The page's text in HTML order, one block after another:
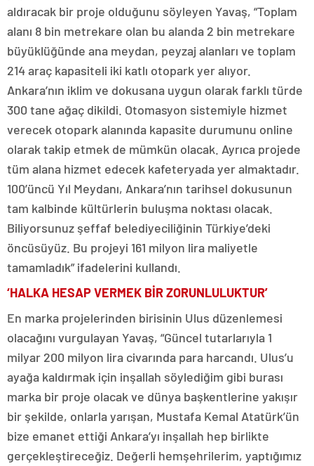
aldıracak bir proje olduğunu söyleyen Yavaş, “Toplam
alanı 8 bin metrekare olan bu alanda 2 bin metrekare
büyüklüğünde ana meydan, peyzaj alanları ve toplam
214 araç kapasiteli iki katlı otopark yer alıyor.
Ankara’nın iklim ve dokusana uygun olarak farklı türde
300 tane ağaç dikildi. Otomasyon sistemiyle hizmet
verecek otopark alanında kapasite durumunu online
olarak takip etmek de mümkün olacak. Ayrıca projede
tüm alana hizmet edecek kafeteryada yer almaktadır.
100’üncü Yıl Meydanı, Ankara’nın tarihsel dokusunun
tam kalbinde kültürlerin buluşma noktası olacak.
Biliyorsunuz şeffaf belediyeciliğinin Türkiye’deki
öncüsüyüz. Bu projeyi 161 milyon lira maliyetle
tamamladık” ifadelerini kullandı.
‘HALKA HESAP VERMEK BİR ZORUNLULUKTUR’
En marka projelerinden birisinin Ulus düzenlemesi
olacağını vurgulayan Yavaş, “Güncel tutarlarıyla 1
milyar 200 milyon lira civarında para harcandı. Ulus’u
ayağa kaldırmak için inşallah söylediğim gibi burası
marka bir proje olacak ve dünya başkentlerine yakışır
bir şekilde, onlarla yarışan, Mustafa Kemal Atatürk’ün
bize emanet ettiği Ankara’yı inşallah hep birlikte
gerçekleştireceğiz. Değerli hemşehrilerim, yaptığımız